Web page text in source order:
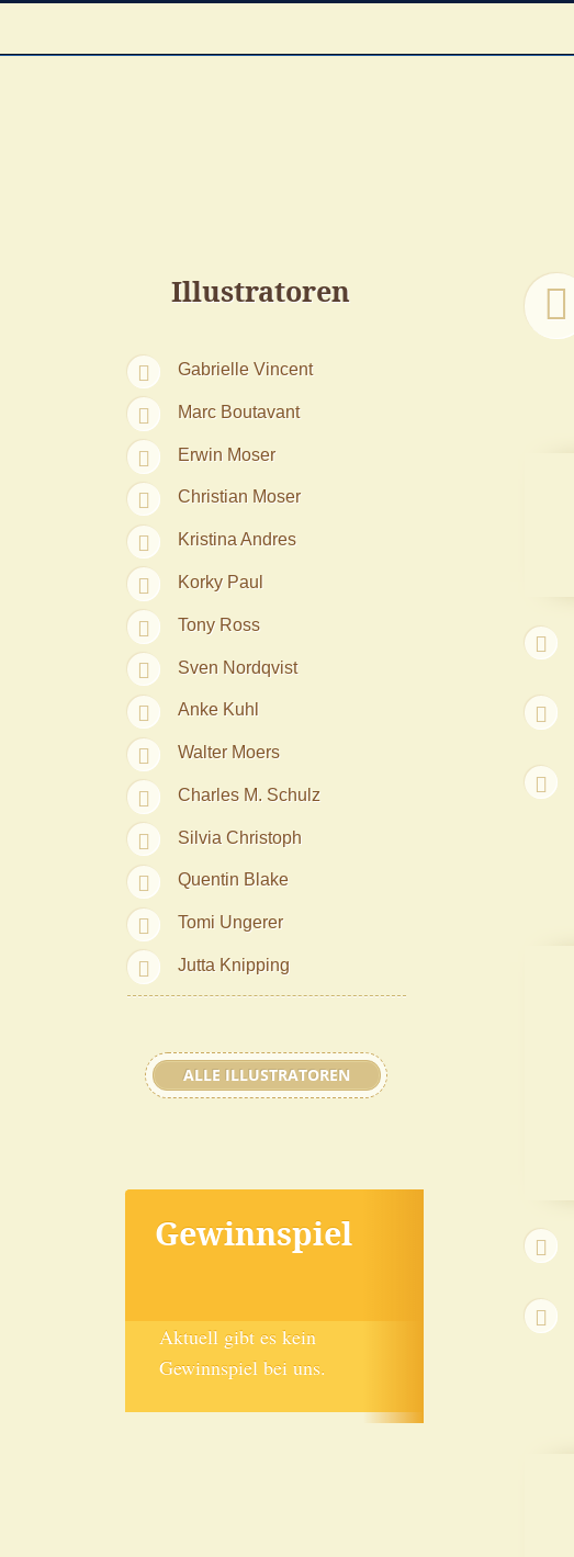
Illustratoren
Gabrielle Vincent
Marc Boutavant
Erwin Moser
Christian Moser
Kristina Andres
Korky Paul
Tony Ross
Sven Nordqvist
Anke Kuhl
Walter Moers
Charles M. Schulz
Silvia Christoph
Quentin Blake
Tomi Ungerer
Jutta Knipping
ALLE ILLUSTRATOREN
Gewinnspiel
Aktuell gibt es kein
Gewinnspiel bei uns.